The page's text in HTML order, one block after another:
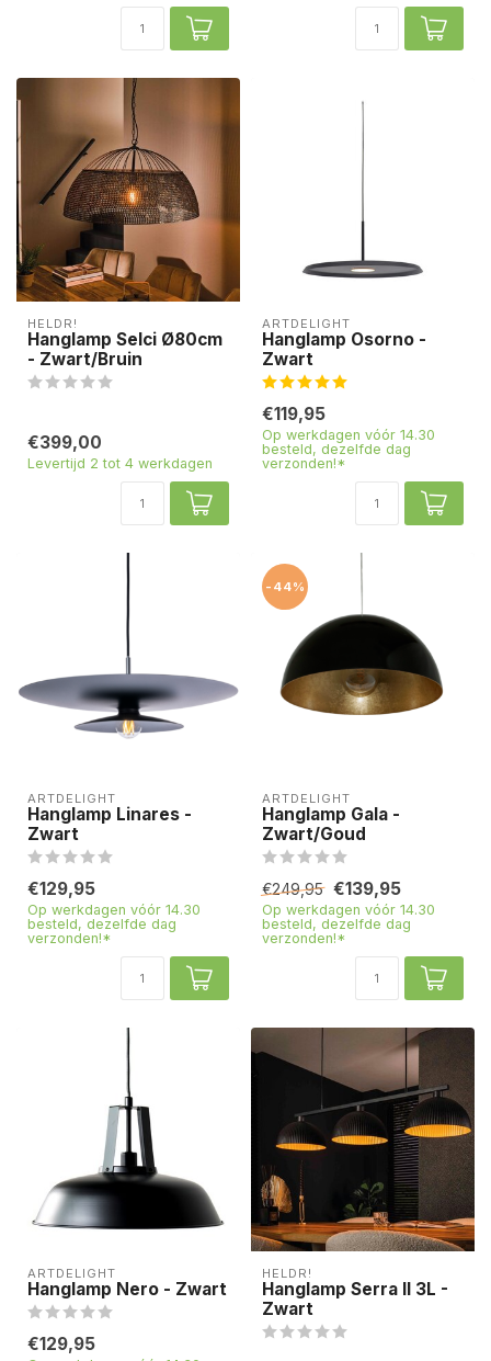
HELDR!
Hanglamp Selci Ø80cm
- Zwart/Bruin
€399,00
Levertijd 2 tot 4 werkdagen
ARTDELIGHT
Hanglamp Osorno -
Zwart
€119,95
Op werkdagen vóór 14.30
besteld, dezelfde dag
verzonden!*
ARTDELIGHT
Hanglamp Linares -
Zwart
€129,95
Op werkdagen vóór 14.30
besteld, dezelfde dag
verzonden!*
-44%
ARTDELIGHT
Hanglamp Gala -
Zwart/Goud
€249,95 €139,95
Op werkdagen vóór 14.30
besteld, dezelfde dag
verzonden!*
ARTDELIGHT
Hanglamp Nero - Zwart
€129,95
HELDR!
Hanglamp Serra II 3L -
Zwart